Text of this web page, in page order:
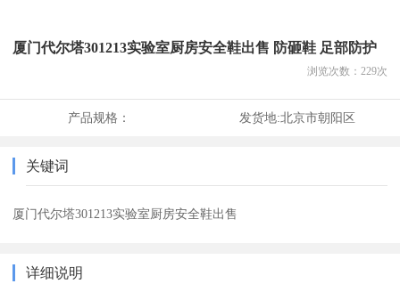
厦门代尔塔301213实验室厨房安全鞋出售 防砸鞋 足部防护
浏览次数： 229次
产品规格： 发货地:北京市朝阳区
关键词
厦门代尔塔301213实验室厨房安全鞋出售
详细说明